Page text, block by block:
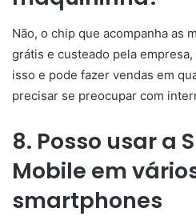
Não, o chip que acompanha as
grátis e custeado pela
isso e pode fazer vendas em
precisar se preocupar com
8. Posso usar a
Mobile em
smartphones